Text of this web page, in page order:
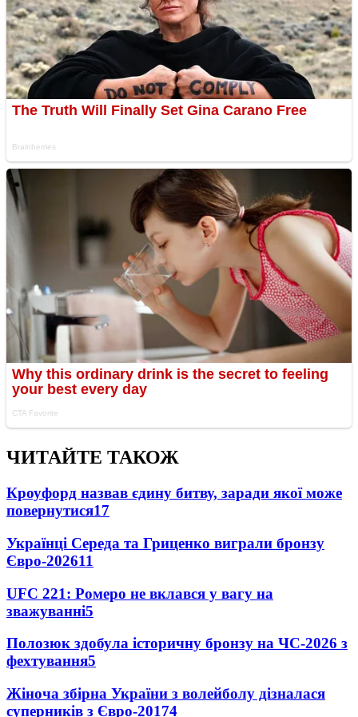
ЧИТАЙТЕ ТАКОЖ
Кроуфорд назвав єдину битву, заради якої може
повернутися17
Українці Середа та Гриценко виграли бронзу
Євро-202611
UFC 221: Ромеро не вклався у вагу на
зважуванні5
Полозюк здобула історичну бронзу на ЧС-2026 з
фехтування5
Жіноча збірна України з волейболу дізналася
суперників з Євро-20174